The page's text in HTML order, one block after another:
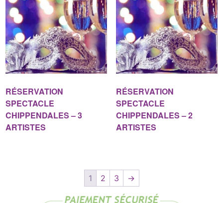
RÉSERVATION
SPECTACLE
CHIPPENDALES – 3
ARTISTES
RÉSERVATION
SPECTACLE
CHIPPENDALES – 2
ARTISTES
1 2 3 →